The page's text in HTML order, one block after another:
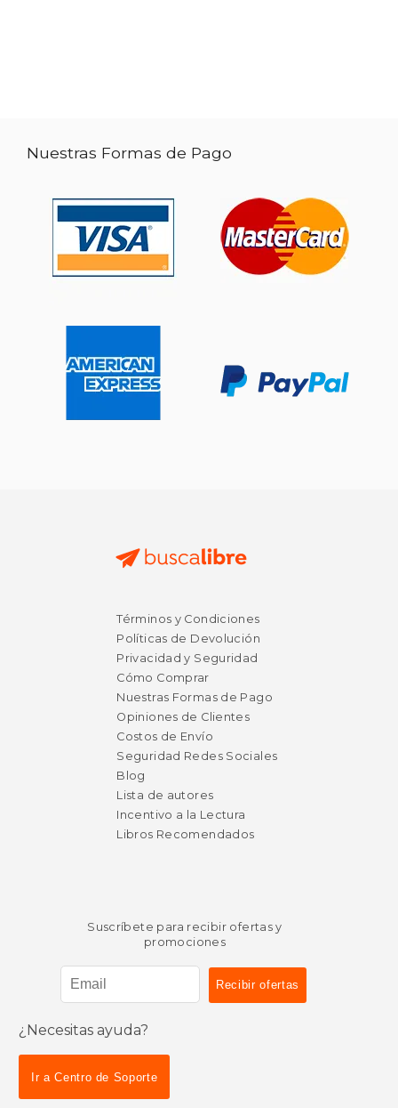
Nuestras Formas de Pago
Términos y Condiciones
Políticas de Devolución
Privacidad y Seguridad
Cómo Comprar
Nuestras Formas de Pago
Opiniones de Clientes
Costos de Envío
Seguridad Redes Sociales
Blog
Lista de autores
Incentivo a la Lectura
Libros Recomendados
Suscríbete para recibir ofertas y
promociones
¿Necesitas ayuda?
Ir a Centro de Soporte